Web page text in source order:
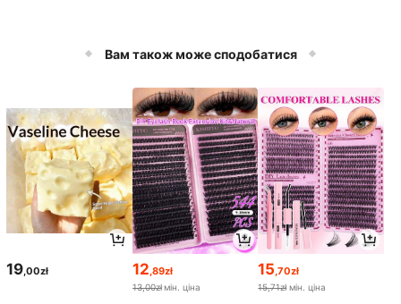
Вам також може сподобатися
19 ,00zł 12 ,89zł
13,00złмін. ціна
15 ,70zł
15,71zł мін. ціна